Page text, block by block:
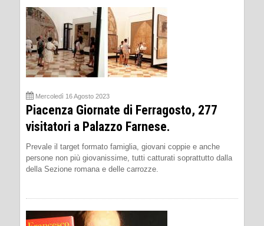
Mercoledì 16 Agosto 2023
Piacenza Giornate di Ferragosto, 277
visitatori a Palazzo Farnese.
Prevale il target formato famiglia, giovani coppie e anche
persone non più giovanissime, tutti catturati soprattutto dalla
della Sezione romana e delle carrozze.